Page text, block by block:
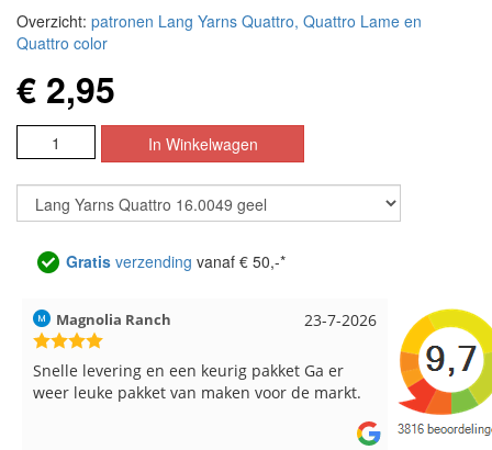
Overzicht: patronen Lang Yarns Quattro, Quattro Lame en
Quattro color
€ 2,95
Gratis verzending vanaf € 50,-*
17-7-2026
Hilde uit Loyers
Reeds meerdere keren breigaren en
breinaalden besteld, altijd heel tevreden over
Loes uit
Snelle